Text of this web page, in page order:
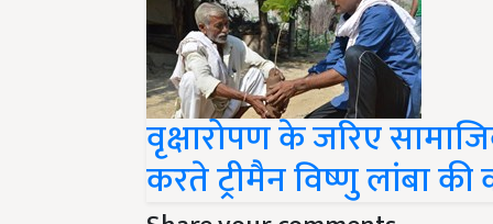
वृक्षारोपण के जरिए
करते ट्रीमैन विष्णु लांबा की
Share your comments